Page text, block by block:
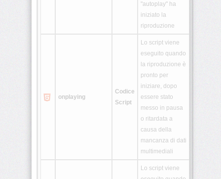
"autoplay" ha
iniziato la
riproduzione
onplaying
Codice
Script
Lo script viene
eseguito quando
la riproduzione è
pronto per
iniziare, dopo
essere stato
messo in pausa
o ritardata a
causa della
mancanza di dati
multimediali
Lo script viene